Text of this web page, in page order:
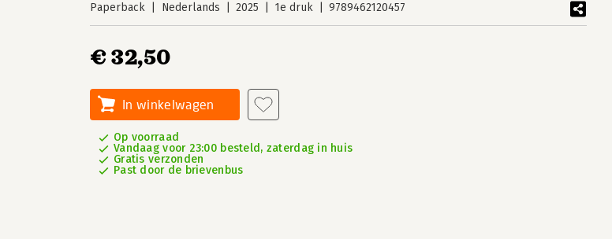
Paperback Nederlands 2025 1e druk 9789462120457
€ 32,50
In winkelwagen
Op voorraad
Vandaag voor 23:00 besteld, zaterdag in huis
Gratis verzonden
Past door de brievenbus